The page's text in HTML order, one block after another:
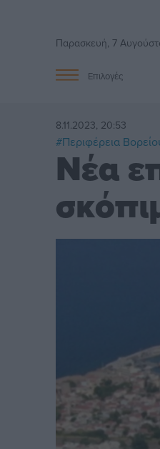
Παρασκευή, 7
Επιλογές
8.11.2023, 20:53
#Περιφέρεια
Νέα